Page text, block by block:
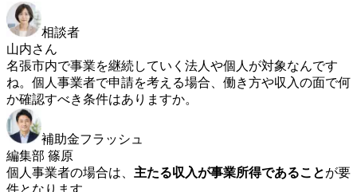
相談者
山内さん
名張市内で事業を継続していく法人や個人が対象なんです
ね。個人事業者で申請を考える場合、働き方や収入の面で何
か確認すべき条件はありますか。
補助金フラッシュ
編集部 篠原
個人事業者の場合は、 主たる収入が事業所得であることが要
件となります。